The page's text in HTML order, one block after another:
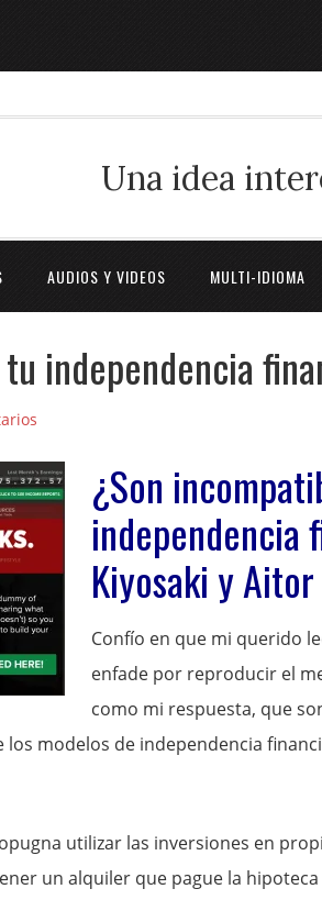
Una idea
AUDIOS Y VIDEOS MULTI-IDIOMA
independencia
¿Son
independencia
Kiyosaki y
Confío en que mi querido
enfade por reproducir el
como mi respuesta, que
modelos de independencia
utilizar las inversiones en
un alquiler que pague la